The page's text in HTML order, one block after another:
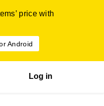
price with
Android
Log in